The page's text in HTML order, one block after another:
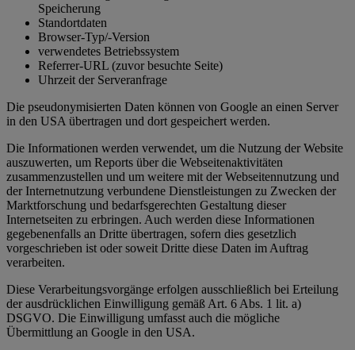
Speicherung
Standortdaten
Browser-Typ/-Version
verwendetes Betriebssystem
Referrer-URL (zuvor besuchte Seite)
Uhrzeit der Serveranfrage
Die pseudonymisierten Daten können von Google an einen Server
in den USA übertragen und dort gespeichert werden.
Die Informationen werden verwendet, um die Nutzung der Website
auszuwerten, um Reports über die Webseitenaktivitäten
zusammenzustellen und um weitere mit der Webseitennutzung und
der Internetnutzung verbundene Dienstleistungen zu Zwecken der
Marktforschung und bedarfsgerechten Gestaltung dieser
Internetseiten zu erbringen. Auch werden diese Informationen
gegebenenfalls an Dritte übertragen, sofern dies gesetzlich
vorgeschrieben ist oder soweit Dritte diese Daten im Auftrag
verarbeiten.
Diese Verarbeitungsvorgänge erfolgen ausschließlich bei Erteilung
der ausdrücklichen Einwilligung gemäß Art. 6 Abs. 1 lit. a)
DSGVO. Die Einwilligung umfasst auch die mögliche
Übermittlung an Google in den USA.